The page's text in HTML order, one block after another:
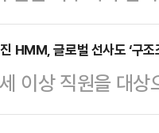
’로 패밀리 SUV
션을 더했다."잘
BMW가 ‘잘 팔린
역이 토지거래허
은 계약 만료 이후
한 데다 봄 이사철
택의 폭이 좁아진
HMM, 글로벌 선사도 ‘구
이상 직원을 대상
고스란히 드러나